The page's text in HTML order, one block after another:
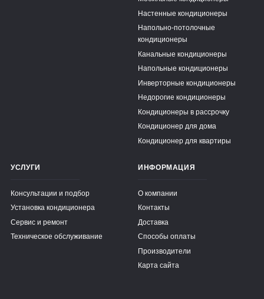
Настенные кондиционеры
Напольно-потолочные
кондиционеры
Канальные кондиционеры
Напольные кондиционеры
Инверторные кондиционеры
Недорогие кондиционеры
Кондиционеры в рассрочку
Кондиционер для дома
Кондиционер для квартиры
УСЛУГИ
Консультации и подбор
Установка кондиционера
Сервис и ремонт
Техническое обслуживание
ИНФОРМАЦИЯ
О компании
Контакты
Доставка
Способы оплаты
Производители
Карта сайта